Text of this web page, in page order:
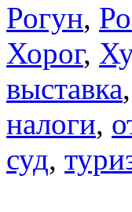
Рогун,
Хорог,
выставка,
налоги,
суд,